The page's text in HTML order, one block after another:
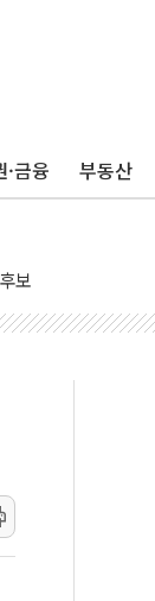
·금융 부동산
급 투입…고수온 양
차 재역전
길·정청래·김민석
보
결과 발표...김
과 발표...김민석
대 50㎜ 폭우…강
대 환경미화원 수거
난동…60대 남성 2